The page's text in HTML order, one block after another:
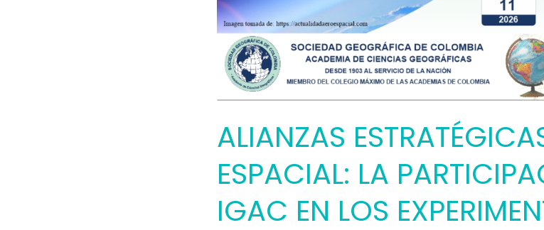
ALIANZAS
ESPACIAL: LA
IGAC EN LOS
LOS
EXPERIMENTOS
SATELITALES
DE
LA
DE
LA
DÉCADA
DE
1970